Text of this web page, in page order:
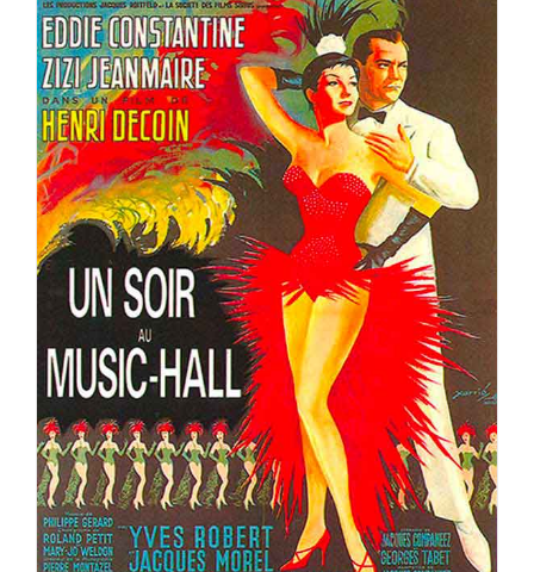
UN SOIR AU MUSIC HALL (Folies Bergère)